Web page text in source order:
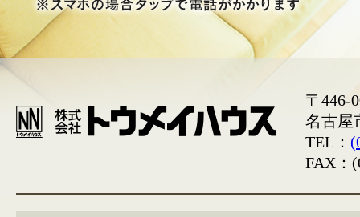
〒446-
名古屋
TEL：
FAX：